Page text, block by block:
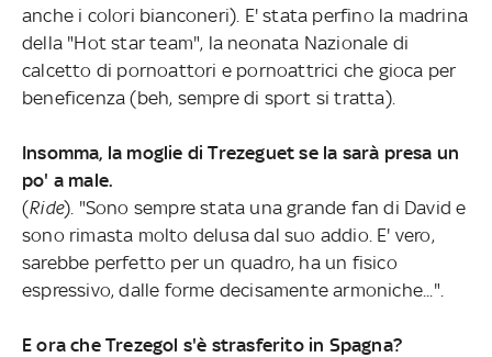
anche i colori bianconeri). E' stata perfino la madrina
della "Hot star team", la neonata Nazionale di
calcetto di pornoattori e pornoattrici che gioca per
beneficenza (beh, sempre di sport si tratta).
Insomma, la moglie di Trezeguet se la sarà presa un
po' a male.
(Ride). "Sono sempre stata una grande fan di David e
sono rimasta molto delusa dal suo addio. E' vero,
sarebbe perfetto per un quadro, ha un fisico
espressivo, dalle forme decisamente armoniche...".
E ora che Trezegol s'è strasferito in Spagna?